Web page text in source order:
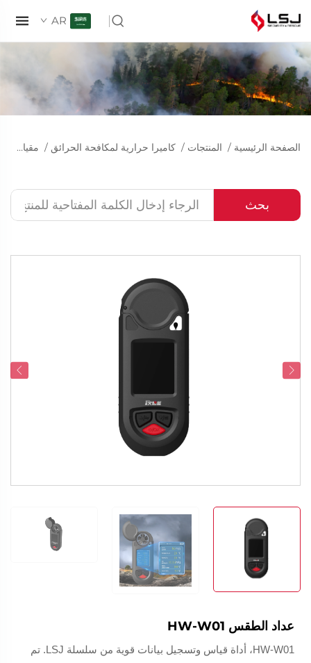
AR
الصفحة الرئيسية/المنتجات/كاميرا حرارية لمكافحة الحرائق/مقياس الطقس
بحث
عداد الطقس HW-W01
HW-W01، أداة قياس وتسجيل بيانات قوية من سلسلة LSJ. تم